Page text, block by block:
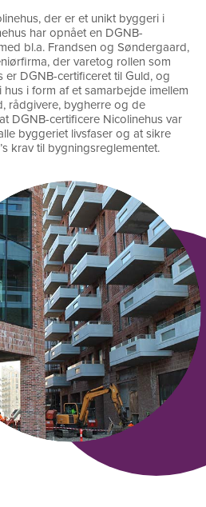
der er et unikt byggeri i
har opnået en DGNB-
bl.a. Frandsen og Søndergaard,
der varetog rollen som
er DGNB-certificeret til Guld, og
i form af et samarbejde imellem
rådgivere, bygherre og de
DGNB-certificere Nicolinehus var
byggeriet livsfaser og at sikre
krav til bygningsreglementet.